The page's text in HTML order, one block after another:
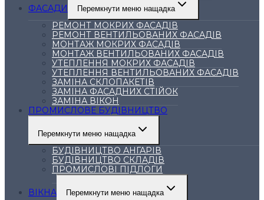
ФАСАДИ Перемкнути меню нащадка
РЕМОНТ МОКРИХ ФАСАДІВ
РЕМОНТ ВЕНТИЛЬОВАНИХ ФАСАДІВ
МОНТАЖ МОКРИХ ФАСАДІВ
МОНТАЖ ВЕНТИЛЬОВАНИХ ФАСАДІВ
УТЕПЛЕННЯ МОКРИХ ФАСАДІВ
УТЕПЛЕННЯ ВЕНТИЛЬОВАНИХ ФАСАДІВ
ЗАМІНА СКЛОПАКЕТІВ
ЗАМІНА ФАСАДНИХ СТІЙОК
ЗАМІНА ВІКОН
ПРОМИСЛОВЕ БУДІВНИЦТВО
Перемкнути меню нащадка
БУДІВНИЦТВО АНГАРІВ
БУДІВНИЦТВО СКЛАДІВ
ПРОМИСЛОВІ ПІДЛОГИ
ВІКНА Перемкнути меню нащадка